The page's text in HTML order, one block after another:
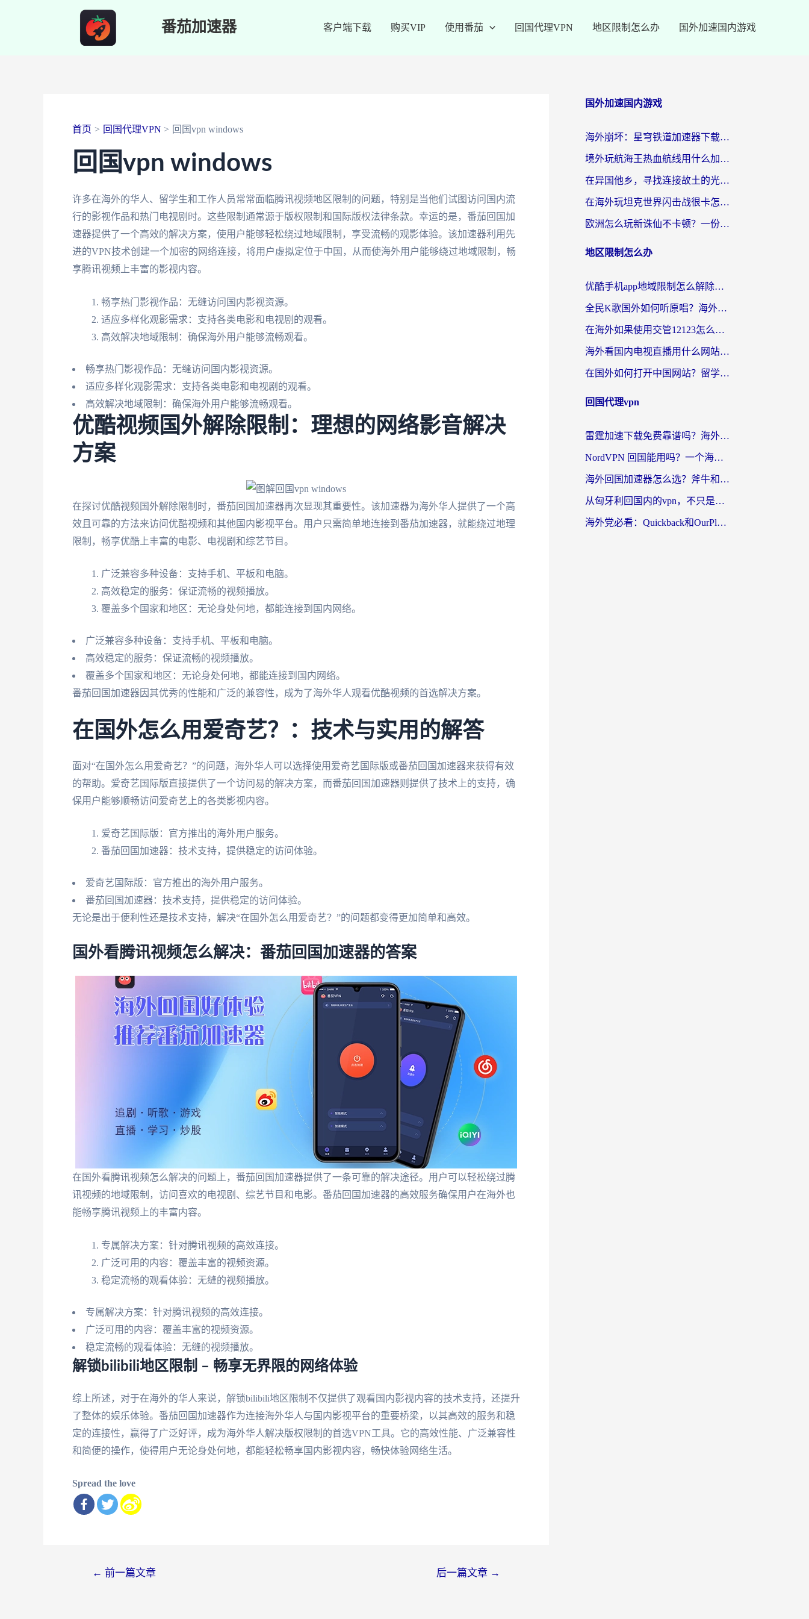
番茄加速器 客户端下载 购买VIP 使用番茄 回国代理VPN 地区限制怎么办 国外加速国内游戏
首页 回国代理VPN 回国vpn windows
回国vpn windows
许多在海外的华人、留学生和工作人员常常面临腾讯视频地区限制的问题，特别是当他们试图访问国内流
行的影视作品和热门电视剧时。这些限制通常源于版权限制和国际版权法律条款。幸运的是，番茄回国加
速器提供了一个高效的解决方案，使用户能够轻松绕过地域限制，享受流畅的观影体验。该加速器利用先
进的VPN技术创建一个加密的网络连接，将用户虚拟定位于中国，从而使海外用户能够绕过地域限制，畅
享腾讯视频上丰富的影视内容。
畅享热门影视作品：无缝访问国内影视资源。
适应多样化观影需求：支持各类电影和电视剧的观看。
高效解决地域限制：确保海外用户能够流畅观看。
畅享热门影视作品：无缝访问国内影视资源。
适应多样化观影需求：支持各类电影和电视剧的观看。
高效解决地域限制：确保海外用户能够流畅观看。
优酷视频国外解除限制：理想的网络影音解决
方案
在探讨优酷视频国外解除限制时，番茄回国加速器再次显现其重要性。该加速器为海外华人提供了一个高
效且可靠的方法来访问优酷视频和其他国内影视平台。用户只需简单地连接到番茄加速器，就能绕过地理
限制，畅享优酷上丰富的电影、电视剧和综艺节目。
广泛兼容多种设备：支持手机、平板和电脑。
高效稳定的服务：保证流畅的视频播放。
覆盖多个国家和地区：无论身处何地，都能连接到国内网络。
广泛兼容多种设备：支持手机、平板和电脑。
高效稳定的服务：保证流畅的视频播放。
覆盖多个国家和地区：无论身处何地，都能连接到国内网络。
番茄回国加速器因其优秀的性能和广泛的兼容性，成为了海外华人观看优酷视频的首选解决方案。
在国外怎么用爱奇艺？：技术与实用的解答
面对“在国外怎么用爱奇艺？”的问题，海外华人可以选择使用爱奇艺国际版或番茄回国加速器来获得有效
的帮助。爱奇艺国际版直接提供了一个访问易的解决方案，而番茄回国加速器则提供了技术上的支持，确
保用户能够顺畅访问爱奇艺上的各类影视内容。
爱奇艺国际版：官方推出的海外用户服务。
番茄回国加速器：技术支持，提供稳定的访问体验。
爱奇艺国际版：官方推出的海外用户服务。
番茄回国加速器：技术支持，提供稳定的访问体验。
无论是出于便利性还是技术支持，解决“在国外怎么用爱奇艺？”的问题都变得更加简单和高效。
国外看腾讯视频怎么解决：番茄回国加速器的答案
在国外看腾讯视频怎么解决的问题上，番茄回国加速器提供了一条可靠的解决途径。用户可以轻松绕过腾
讯视频的地域限制，访问喜欢的电视剧、综艺节目和电影。番茄回国加速器的高效服务确保用户在海外也
能畅享腾讯视频上的丰富内容。
专属解决方案：针对腾讯视频的高效连接。
广泛可用的内容：覆盖丰富的视频资源。
稳定流畅的观看体验：无缝的视频播放。
专属解决方案：针对腾讯视频的高效连接。
广泛可用的内容：覆盖丰富的视频资源。
稳定流畅的观看体验：无缝的视频播放。
解锁bilibili地区限制 – 畅享无界限的网络体验
综上所述，对于在海外的华人来说，解锁bilibili地区限制不仅提供了观看国内影视内容的技术支持，还提升
了整体的娱乐体验。番茄回国加速器作为连接海外华人与国内影视平台的重要桥梁，以其高效的服务和稳
定的连接性，赢得了广泛好评，成为海外华人解决版权限制的首选VPN工具。它的高效性能、广泛兼容性
和简便的操作，使得用户无论身处何地，都能轻松畅享国内影视内容，畅快体验网络生活。
Spread the love
← 前一篇文章 后一篇文章 →
国外加速国内游戏
海外崩坏：星穹铁道加速器下载安装：一份给游子的终极网络指南
境外玩航海王热血航线用什么加速器？2026海外玩家实测最优方案（附欧洲问道堡垒前线加速技巧）
在异国他乡，寻找连接故土的光明大陆免费加速器
在海外玩坦克世界闪击战很卡怎么办？老玩家亲测有效的加速器选择指南
欧洲怎么玩新诛仙不卡顿？一份给海外游子的国服游戏畅玩指南
地区限制怎么办
优酷手机app地域限制怎么解除？海外党亲测有效的追剧方案
全民K歌国外如何听原唱？海外党亲测有效的回国加速器选择指南
在海外如果使用交管12123怎么处理？留学生亲测有效的回国加速方案
海外看国内电视直播用什么网站比较好？一篇解决你所有追剧难题的实用指南
在国外如何打开中国网站？留学生与海外华人的无缝访问指南
回国代理vpn
雷霆加速下载免费靠谱吗？海外党选回国加速器的避坑指南（附热门工具对比）
NordVPN 回国能用吗？一个海外用户必须面对的真实困境
海外回国加速器怎么选？斧牛和海龟哪个好？一篇帮你避开坑的实用指南
从匈牙利回国内的vpn，不只是为了刷剧那么简单
海外党必看：Quickback和OurPlay好用吗？3分钟选对回国加速器，无缝刷剧玩游戏